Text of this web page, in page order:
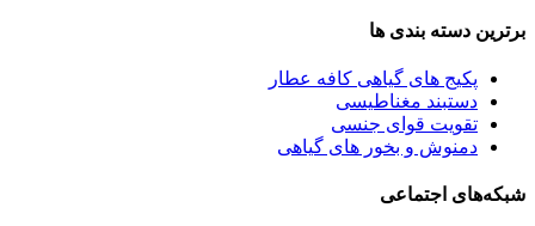
برترین‌ دسته بندی ها
پکیج های گیاهی کافه عطار
دستبند مغناطیسی
تقویت قوای جنسی
دمنوش و بخور های گیاهی
شبکه‌های اجتماعی